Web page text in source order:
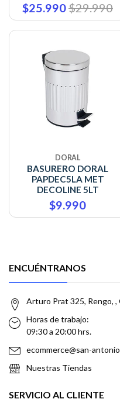
$25.990$29.990
DORAL
BASURERO DORAL
PAPDEC5LA MET
DECOLINE 5LT
$9.990
ENCUÉNTRANOS
Arturo Prat 325, Rengo, ,
Horas de trabajo:
09:30 a 20:00 hrs.
ecommerce@san-
Nuestras Tiendas
SERVICIO AL CLIENTE